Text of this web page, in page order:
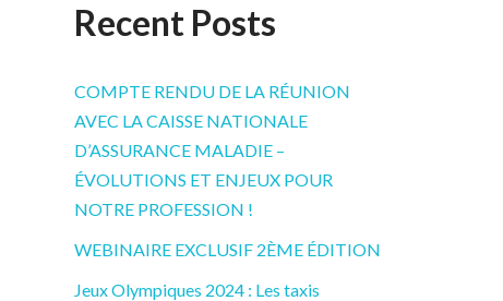
Recent Posts
COMPTE RENDU DE LA RÉUNION
AVEC LA CAISSE NATIONALE
D’ASSURANCE MALADIE –
ÉVOLUTIONS ET ENJEUX POUR
NOTRE PROFESSION !
WEBINAIRE EXCLUSIF 2ÈME ÉDITION
Jeux Olympiques 2024 : Les taxis